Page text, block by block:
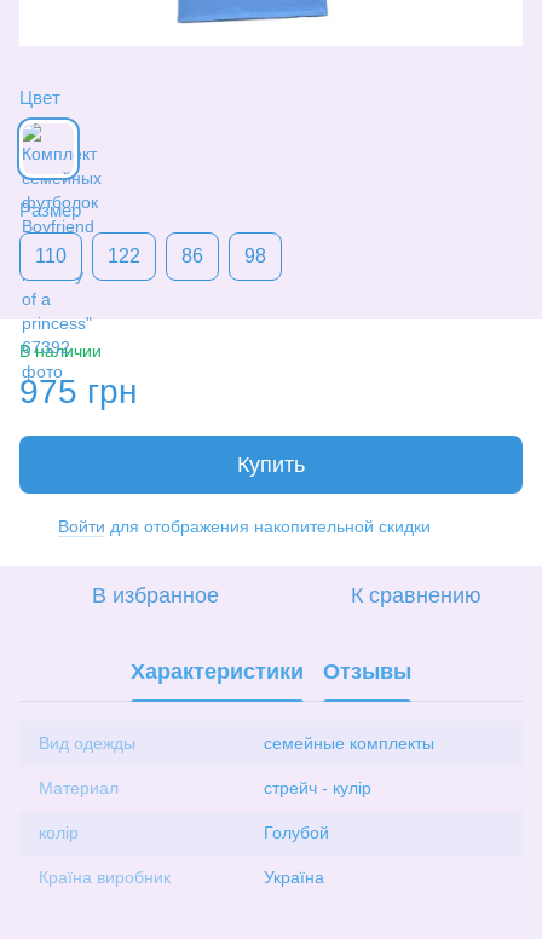
Цвет
Размер
110 122 86 98
В наличии
975 грн
Купить
Войти для отображения накопительной скидки
В избранное К сравнению
Характеристики Отзывы
Вид одежды семейные комплекты
Материал стрейч - кулір
колір Голубой
Країна виробник Україна